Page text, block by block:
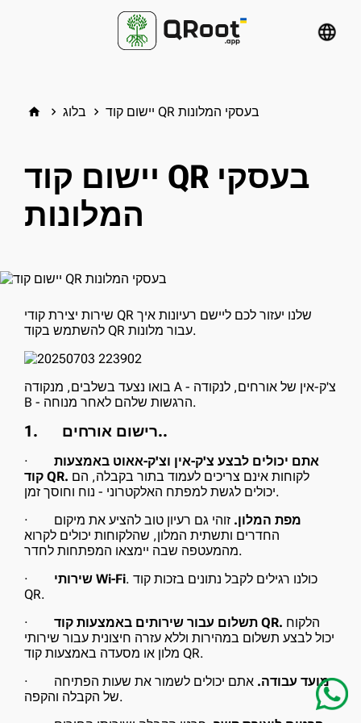
language
home keyboard_arrow_right בלוג keyboard_arrow_right יישום קוד QR בעסקי המלונות
יישום קוד QR בעסקי
המלונות
שירות יצירת קודי QR שלנו יעזור לכם ליישם רעיונות איך
להשתמש בקוד QR עבור מלונות.
בואו נצעד בשלבים, מנקודה A - צ'ק-אין של אורחים, לנקודה
B - הרגשות שלהם לאחר מנוחה.
1. רישום אורחים..
·
אתם יכולים לבצע צ'ק-אין וצ'ק-אאוט באמצעות
קוד QR.
יכולים לגשת למפתח האלקטרוני - נוח וחוסך זמן.
·
מפת המלון. זוהי גם רעיון טוב להציע את מיקום
החדרים ותשתית המלון, שהלקוחות יכולים לקרוא
מהמעטפה שבה יימצאו המפתחות לחדר.
·
שירותי Wi-Fi. כולנו רגילים לקבל נתונים בזכות קוד
QR.
·
תשלום עבור שירותים באמצעות קוד QR.
יכול לבצע תשלום במהירות וללא עזרה חיצונית עבור שירותי
מלון או מסעדה באמצעות קוד QR.
·
מועד עבודה. אתם יכולים לשמור את שעות הפתיחה
של הקבלה והקפה.